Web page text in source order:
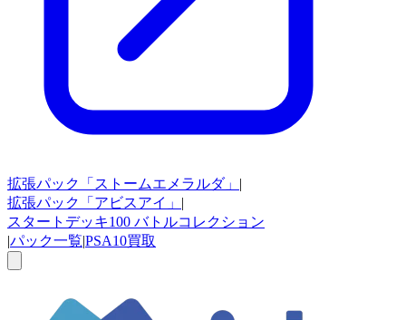
拡張パック 「ストームエメラルダ」 |
拡張パック
「アビスアイ」 |
スタートデッキ100 バトルコレクション
|パック一覧|PSA10買取